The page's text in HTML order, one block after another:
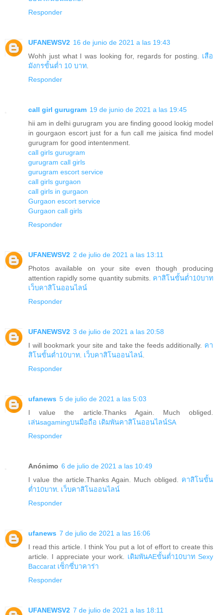
Responder
UFANEWSV2 16 de junio de 2021 a las 19:43
Wohh just what I was looking for, regards for posting. เสือ
มังกรขั้นต่ำ 10 บาท
Responder
call girl gurugram 19 de junio de 2021 a las 19:45
hii am in delhi gurugram you are finding goood lookig model
in gourgaon escort just for a fun call me jaisica find model
gurugram for good intentenment.
call girls gurugram
gurugram call girls
gurugram escort service
call girls gurgaon
call girls in gurgaon
Gurgaon escort service
Gurgaon call girls
Responder
UFANEWSV2 2 de julio de 2021 a las 13:11
Photos available on your site even though producing
attention rapidly some quantity submits. คาสิโนขั้นต่ำ10บาท
เว็บคาสิโนออนไลน์
Responder
UFANEWSV2 3 de julio de 2021 a las 20:58
I will bookmark your site and take the feeds additionally. คา
สิโนขั้นต่ำ10บาท เว็บคาสิโนออนไลน์
Responder
ufanews 5 de julio de 2021 a las 5:03
I value the article.Thanks Again. Much obliged.
เล่นsagamingบนมือถือ เดิมพันคาสิโนออนไลน์SA
Responder
Anónimo 6 de julio de 2021 a las 10:49
I value the article.Thanks Again. Much obliged.
คาสิโนขั้น
ต่ำ10บาท เว็บคาสิโนออนไลน์
Responder
ufanews 7 de julio de 2021 a las 16:06
I read this article. I think You put a lot of effort to create this
article. I appreciate your work. เดิมพันAEขั้นต่ำ10บาท Sexy
Baccarat เซ็กซี่บาคาร่า
Responder
UFANEWSV2 7 de julio de 2021 a las 18:11